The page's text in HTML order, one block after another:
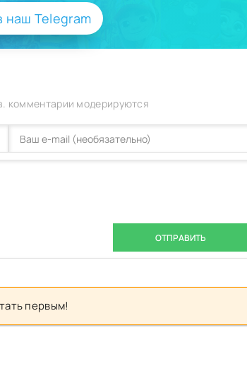
наш Telegram
комментарии модерируются
ОТПРАВИТЬ
первым!